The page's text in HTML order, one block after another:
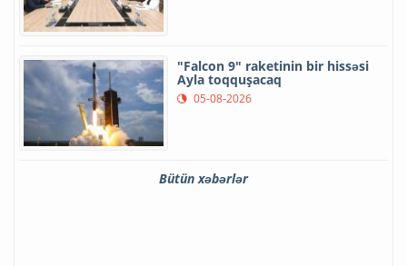
"Falcon 9" raketinin bir hissəsi
Ayla toqquşacaq
05-08-2026
Bütün xəbərlər